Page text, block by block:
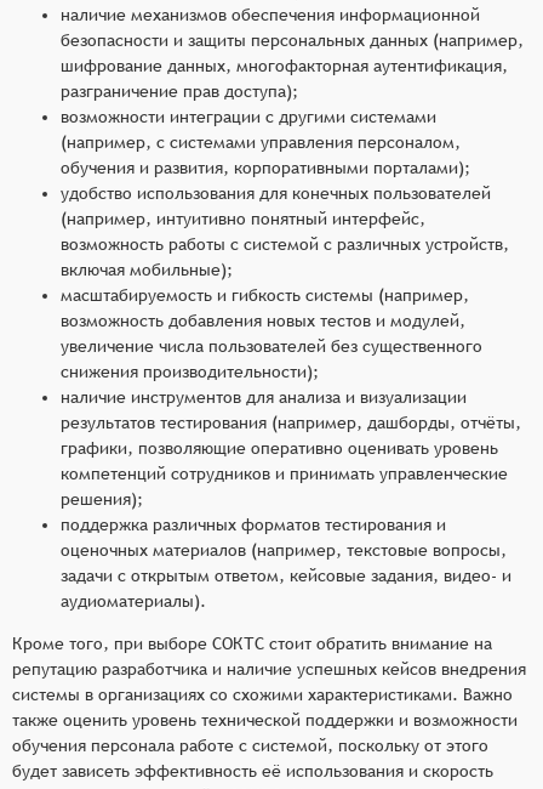
наличие механизмов обеспечения информационной
безопасности и защиты персональных данных (например,
шифрование данных, многофакторная аутентификация,
разграничение прав доступа);
возможности интеграции с другими системами
(например, с системами управления персоналом,
обучения и развития, корпоративными порталами);
удобство использования для конечных пользователей
(например, интуитивно понятный интерфейс,
возможность работы с системой с различных устройств,
включая мобильные);
масштабируемость и гибкость системы (например,
возможность добавления новых тестов и модулей,
увеличение числа пользователей без существенного
снижения производительности);
наличие инструментов для анализа и визуализации
результатов тестирования (например, дашборды, отчёты,
графики, позволяющие оперативно оценивать уровень
компетенций сотрудников и принимать управленческие
решения);
поддержка различных форматов тестирования и
оценочных материалов (например, текстовые вопросы,
задачи с открытым ответом, кейсовые задания, видео- и
аудиоматериалы).
Кроме того, при выборе СОКТС стоит обратить внимание на
репутацию разработчика и наличие успешных кейсов внедрения
системы в организациях со схожими характеристиками. Важно
также оценить уровень технической поддержки и возможности
обучения персонала работе с системой, поскольку от этого
будет зависеть эффективность её использования и скорость